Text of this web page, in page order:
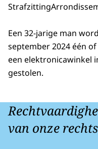
Strafzitting
Een 32-jarige man
september 2024 één
een elektronicawinkel
gestolen.
van onze